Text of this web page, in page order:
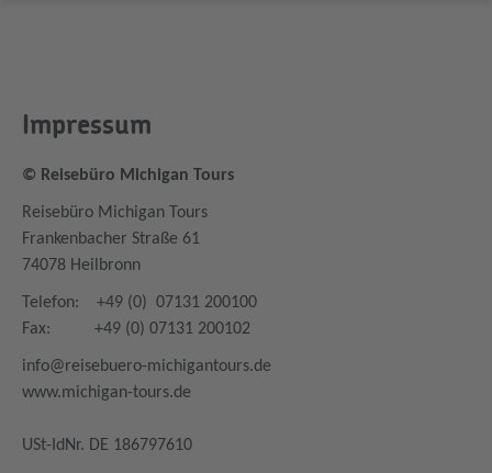
Impressum
© Reisebüro Michigan Tours
Reisebüro Michigan Tours
Frankenbacher Straße 61
74078 Heilbronn
Telefon: +49 (0) 07131 200100
Fax: +49 (0) 07131 200102
info@reisebuero-michigantours.de
www.michigan-tours.de
USt-IdNr. DE 186797610